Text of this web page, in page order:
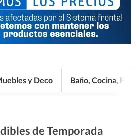
y Deco Baño, Cocina, Pisos
de Temporada